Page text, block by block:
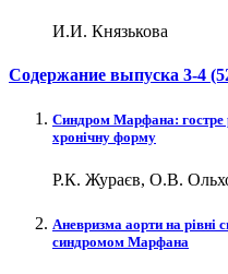
И.И. Князькова
Содержание выпуска 3-4
Синдром Марфана: гостре
хронічну форму
Р.К. Жураєв, О.В.
Аневризма аорти на рівні
синдромом Марфана